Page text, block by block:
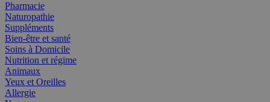
Pharmacie
Naturopathie
Suppléments
Bien-être et santé
Soins à Domicile
Nutrition et régime
Animaux
Yeux et Oreilles
Allergie